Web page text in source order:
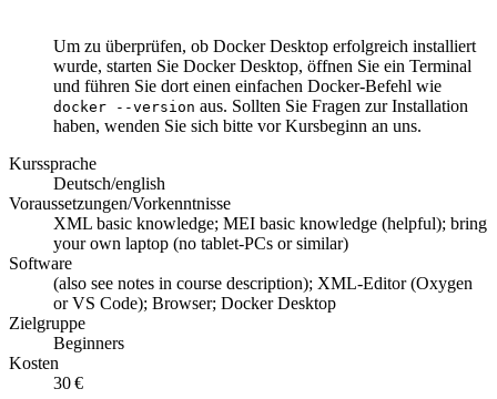
Um zu überprüfen, ob Docker Desktop erfolgreich installiert
wurde, starten Sie Docker Desktop, öffnen Sie ein Terminal
und führen Sie dort einen einfachen Docker-Befehl wie
docker --version aus. Sollten Sie Fragen zur Installation
haben, wenden Sie sich bitte vor Kursbeginn an uns.
Kurssprache
Deutsch/english
Voraussetzungen/Vorkenntnisse
XML basic knowledge; MEI basic knowledge (helpful); bring
your own laptop (no tablet-PCs or similar)
Software
(also see notes in course description); XML-Editor (Oxygen
or VS Code); Browser; Docker Desktop
Zielgruppe
Beginners
Kosten
30 €